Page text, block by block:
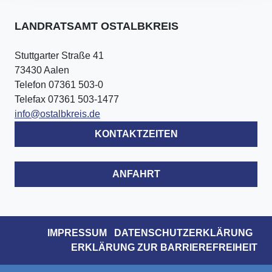
LANDRATSAMT OSTALBKREIS
Stuttgarter Straße 41
73430 Aalen
Telefon 07361 503-0
Telefax 07361 503-1477
info@ostalbkreis.de
KONTAKTZEITEN
ANFAHRT
IMPRESSUM
DATENSCHUTZERKLÄRUNG
ERKLÄRUNG ZUR BARRIEREFREIHEIT